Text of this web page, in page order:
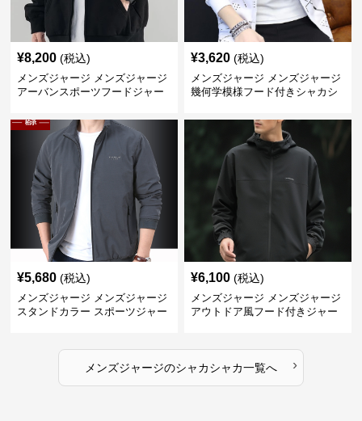
¥8,200 (税込)
メンズジャージ メンズジャージ
アーバンスポーツフードジャー
¥3,620 (税込)
メンズジャージ メンズジャージ
幾何学模様フード付きシャカシ
¥5,680 (税込)
メンズジャージ メンズジャージ
スタンドカラー スポーツジャー
¥6,100 (税込)
メンズジャージ メンズジャージ
アウトドア風フード付きジャー
メンズジャージのシャカシャカ一覧へ ›